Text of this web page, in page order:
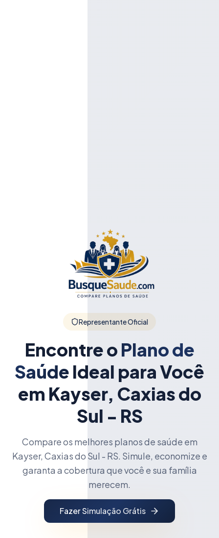
Representante Oficial
Encontre o Plano de
Saúde Ideal para Você
em Kayser, Caxias do
Sul - RS
Compare os melhores planos de saúde em
Kayser, Caxias do Sul - RS. Simule, economize e
garanta a cobertura que você e sua família
merecem.
Fazer Simulação Grátis